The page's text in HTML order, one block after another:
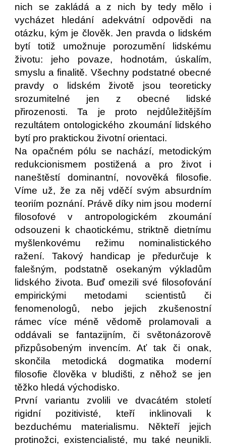
nich se zakládá a z nich by tedy mělo i
vycházet hledání adekvátní odpovědi na
otázku, kým je člověk. Jen pravda o lidském
bytí totiž umožnuje porozumění lidskému
životu: jeho povaze, hodnotám, úskalím,
smyslu a finalitě. Všechny podstatné obecné
pravdy o lidském životě jsou teoreticky
srozumitelné jen z obecné lidské
přirozenosti. Ta je proto nejdůležitějším
rezultátem ontologického zkoumání lidského
bytí pro praktickou životní orientaci.
Na opačném pólu se nachází, metodickým
redukcionismem postižená a pro život i
naneštěstí dominantní, novověká filosofie.
Víme už, že za něj vděčí svým absurdním
teoriím poznání. Právě díky nim jsou moderní
filosofové v antropologickém zkoumání
odsouzeni k chaotickému, striktně dietnímu
myšlenkovému režimu nominalistického
ražení. Takový handicap je předurčuje k
falešným, podstatně osekaným výkladům
lidského života. Buď omezili své filosofování
empirickými metodami scientistů či
fenomenologů, nebo jejich zkušenostní
rámec více méně vědomě prolamovali a
oddávali se fantazijním, či světonázorově
přizpůsobeným invencím. Ať tak či onak,
skončila metodická dogmatika moderní
filosofie člověka v bludišti, z něhož se jen
těžko hledá východisko.
První variantu zvolili ve dvacátém století
rigidní pozitivisté, kteří inklinovali k
bezduchému materialismu. Někteří jejich
protinožci, existencialisté, mu také neunikli.